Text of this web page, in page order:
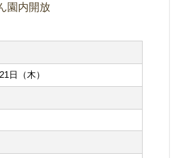
園内開放
日（木）